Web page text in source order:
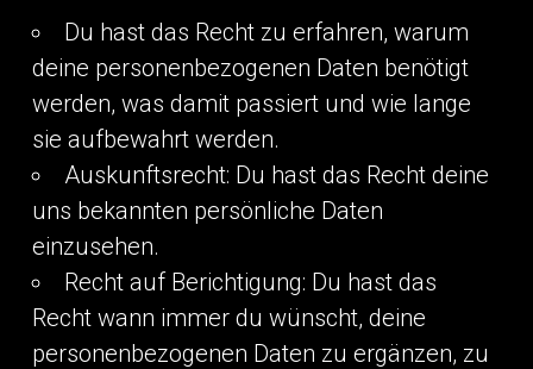
Du hast das Recht zu erfahren, warum
deine personenbezogenen Daten benötigt
werden, was damit passiert und wie lange
sie aufbewahrt werden.
Auskunftsrecht: Du hast das Recht deine
uns bekannten persönliche Daten
einzusehen.
Recht auf Berichtigung: Du hast das
Recht wann immer du wünscht, deine
personenbezogenen Daten zu ergänzen, zu